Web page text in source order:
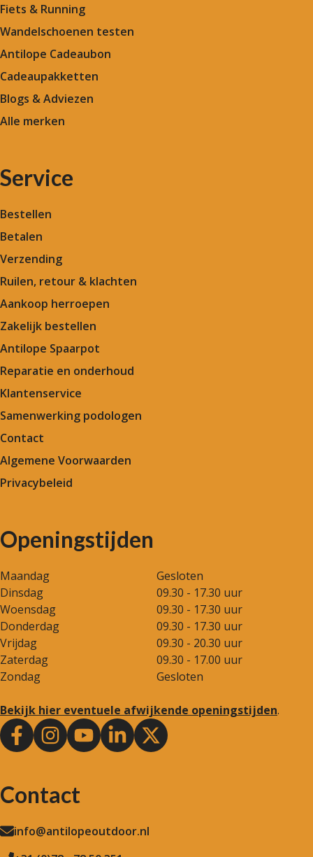
Fiets & Running
Wandelschoenen testen
Antilope Cadeaubon
Cadeaupakketten
Blogs & Adviezen
Alle merken
Service
Bestellen
Betalen
Verzending
Ruilen, retour & klachten
Aankoop herroepen
Zakelijk bestellen
Antilope Spaarpot
Reparatie en onderhoud
Klantenservice
Samenwerking podologen
Contact
Algemene Voorwaarden
Privacybeleid
Openingstijden
Maandag
Gesloten
Dinsdag
09.30 - 17.30 uur
Woensdag
09.30 - 17.30 uur
Donderdag
09.30 - 17.30 uur
Vrijdag
09.30 - 20.30 uur
Zaterdag
09.30 - 17.00 uur
Zondag
Gesloten
Bekijk hier eventuele afwijkende openingstijden.
Contact
info@antilopeoutdoor.nl